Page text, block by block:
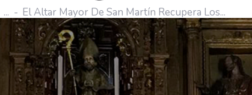
... El Altar Mayor De San Martín Recupera Los...